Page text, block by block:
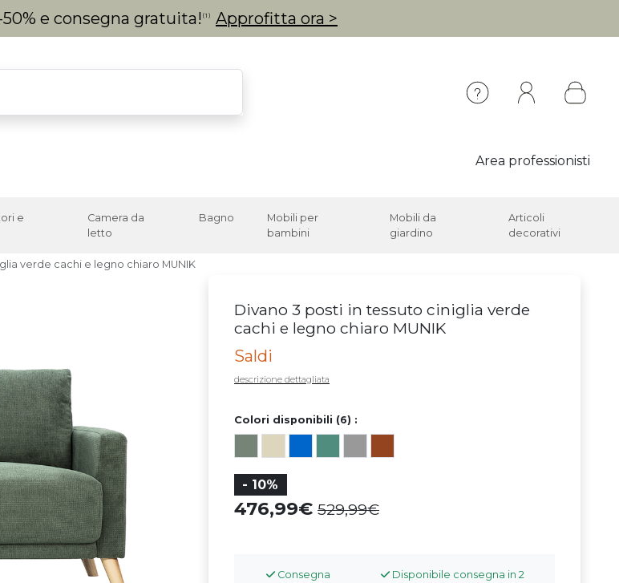
e consegna gratuita! (1) Approfitta ora >
Area professionisti
e
Camera da
letto
Bagno
Mobili per
bambini
Mobili da
giardino
Articoli
decorativi
verde cachi e legno chiaro MUNIK
Divano 3 posti in tessuto ciniglia verde
cachi e legno chiaro MUNIK
Saldi
descrizione dettagliata
Colori disponibili (6) :
- 10%
476,99 529,99
Consegna
Disponibile consegna in 2